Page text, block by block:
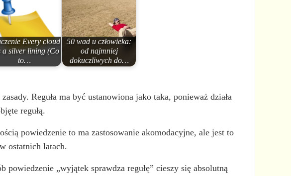
Every cloud
a silver lining (Co
to…
50 wad u człowieka:
od najmniej
dokuczliwych do…
Reguła ma być ustanowiona jako taka, ponieważ działa
regułą.
powiedzenie to ma zastosowanie akomodacyjne, ale jest to
ostatnich latach.
powiedzenie „wyjątek sprawdza regułę” cieszy się absolutną